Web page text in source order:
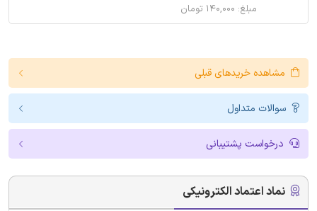
مبلغ: ۱۴۰,۰۰۰ تومان
مشاهده خریدهای قبلی
سوالات متداول
درخواست پشتیبانی
نماد اعتماد الکترونیکی